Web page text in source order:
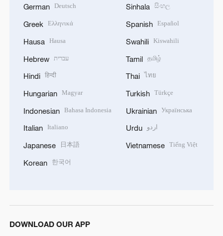
German Deutsch
Greek Ελληνικά
Hausa Hausa
Hebrew עברית
Hindi हिन्दी
Hungarian Magyar
Indonesian Bahasa Indonesia
Italian Italiano
Japanese 日本語
Korean 한국어
Sinhala සිංහල
Spanish Español
Swahili Kiswahili
Tamil தமிழ்
Thai ไทย
Turkish Türkçe
Ukrainian Українська
Urdu اردو
Vietnamese Tiếng Việt
DOWNLOAD OUR APP